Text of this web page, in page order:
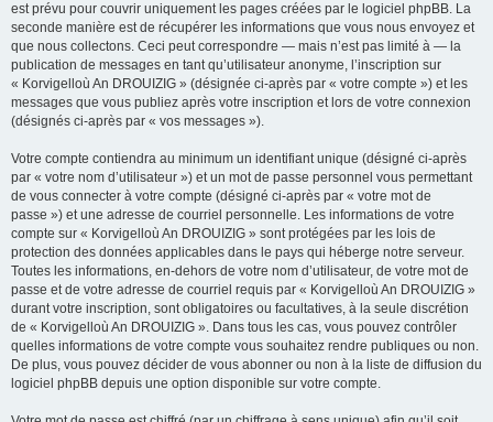
est prévu pour couvrir uniquement les pages créées par le logiciel phpBB. La
seconde manière est de récupérer les informations que vous nous envoyez et
que nous collectons. Ceci peut correspondre — mais n’est pas limité à — la
publication de messages en tant qu’utilisateur anonyme, l’inscription sur
« Korvigelloù An DROUIZIG » (désignée ci-après par « votre compte ») et les
messages que vous publiez après votre inscription et lors de votre connexion
(désignés ci-après par « vos messages »).
Votre compte contiendra au minimum un identifiant unique (désigné ci-après
par « votre nom d’utilisateur ») et un mot de passe personnel vous permettant
de vous connecter à votre compte (désigné ci-après par « votre mot de
passe ») et une adresse de courriel personnelle. Les informations de votre
compte sur « Korvigelloù An DROUIZIG » sont protégées par les lois de
protection des données applicables dans le pays qui héberge notre serveur.
Toutes les informations, en-dehors de votre nom d’utilisateur, de votre mot de
passe et de votre adresse de courriel requis par « Korvigelloù An DROUIZIG »
durant votre inscription, sont obligatoires ou facultatives, à la seule discrétion
de « Korvigelloù An DROUIZIG ». Dans tous les cas, vous pouvez contrôler
quelles informations de votre compte vous souhaitez rendre publiques ou non.
De plus, vous pouvez décider de vous abonner ou non à la liste de diffusion du
logiciel phpBB depuis une option disponible sur votre compte.